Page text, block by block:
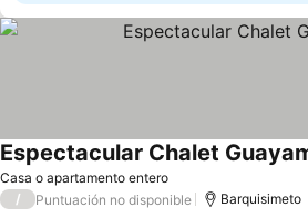
Casa o apartamento entero
Espectacular Chalet
/ Puntuación no disponible Barquisimeto